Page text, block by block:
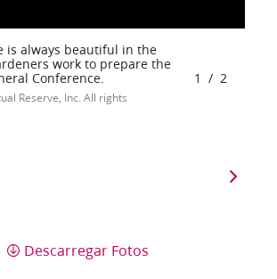
is always beautiful in the
work to prepare the
Conference.
Reserve, Inc. All rights
1 / 2
Descarregar Fotos